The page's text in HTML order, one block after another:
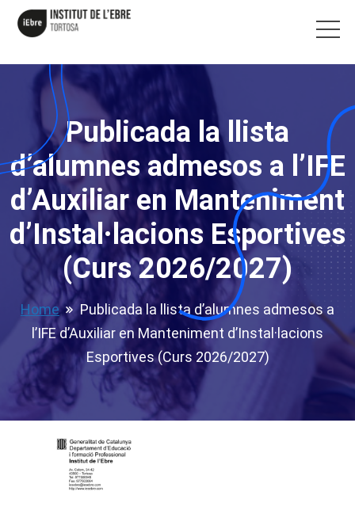
Publicada la llista
d’alumnes admesos a l’IFE
d’Auxiliar en Manteniment
d’Instal·lacions Esportives
(Curs 2026/2027)
Home
Publicada la llista d’alumnes admesos a
l’IFE d’Auxiliar en Manteniment d’Instal·lacions
Esportives (Curs 2026/2027)